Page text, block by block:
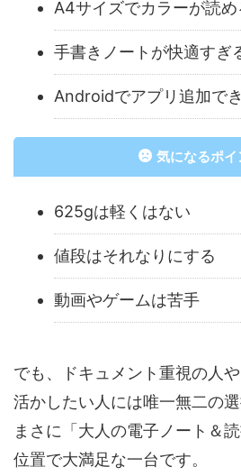
A4サイズでカラーが読め
手書きノートが快適すぎ
Androidでアプリ追加で
気になるポイ
625gは軽くはない
値段はそれなりにする
動画やゲームは苦手
でも、ドキュメント重視の人
活かしたい人には唯一無二の選
まさに「大人の電子ノート＆
位置で大満足な一台です。